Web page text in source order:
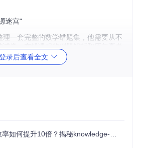
迷宫"
理一套完整的数学错题集，他需要从不
，他的下载文件夹里堆满了命名混乱的
目讲解.mp4"等文件让他根本无法快速
王老师需要为教师们推荐高效的资源获
而却步。
录后查看全文
提升10倍？揭秘knowledge-grab的技术突破